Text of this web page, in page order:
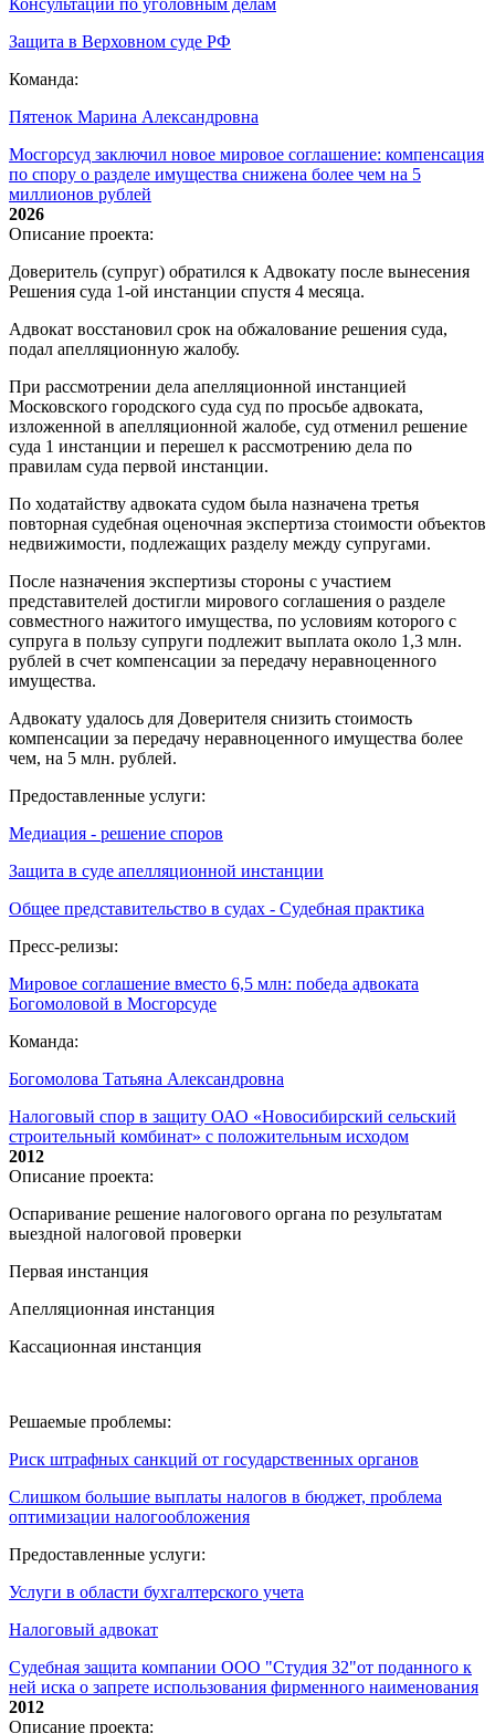
Консультации по уголовным делам
Защита в Верховном суде РФ
Команда:
Пятенок Марина Александровна
Мосгорсуд заключил новое мировое соглашение: компенсация
по спору о разделе имущества снижена более чем на 5
миллионов рублей
2026
Описание проекта:
Доверитель (супруг) обратился к Адвокату после вынесения
Решения суда 1-ой инстанции спустя 4 месяца.
Адвокат восстановил срок на обжалование решения суда,
подал апелляционную жалобу.
При рассмотрении дела апелляционной инстанцией
Московского городского суда суд по просьбе адвоката,
изложенной в апелляционной жалобе, суд отменил решение
суда 1 инстанции и перешел к рассмотрению дела по
правилам суда первой инстанции.
По ходатайству адвоката судом была назначена третья
повторная судебная оценочная экспертиза стоимости объектов
недвижимости, подлежащих разделу между супругами.
После назначения экспертизы стороны с участием
представителей достигли мирового соглашения о разделе
совместного нажитого имущества, по условиям которого с
супруга в пользу супруги подлежит выплата около 1,3 млн.
рублей в счет компенсации за передачу неравноценного
имущества.
Адвокату удалось для Доверителя снизить стоимость
компенсации за передачу неравноценного имущества более
чем, на 5 млн. рублей.
Предоставленные услуги:
Медиация - решение споров
Защита в суде апелляционной инстанции
Общее представительство в судах - Судебная практика
Пресс-релизы:
Мировое соглашение вместо 6,5 млн: победа адвоката
Богомоловой в Мосгорсуде
Команда:
Богомолова Татьяна Александровна
Налоговый спор в защиту ОАО «Новосибирский сельский
строительный комбинат» с положительным исходом
2012
Описание проекта:
Оспаривание решение налогового органа по результатам
выездной налоговой проверки
Первая инстанция
Апелляционная инстанция
Кассационная инстанция
Решаемые проблемы:
Риск штрафных санкций от государственных органов
Слишком большие выплаты налогов в бюджет, проблема
оптимизации налогообложения
Предоставленные услуги:
Услуги в области бухгалтерского учета
Налоговый адвокат
Судебная защита компании ООО "Студия 32"от поданного к
ней иска о запрете использования фирменного наименования
2012
Описание проекта: